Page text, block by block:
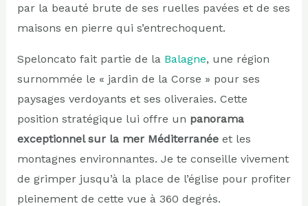
par la beauté brute de ses ruelles pavées et de ses
maisons en pierre qui s’entrechoquent.
Speloncato fait partie de la Balagne, une région
surnommée le « jardin de la Corse » pour ses
paysages verdoyants et ses oliveraies. Cette
position stratégique lui offre un panorama
exceptionnel sur la mer Méditerranéeet les
montagnes environnantes. Je te conseille vivement
de grimper jusqu’à la place de l’église pour profiter
pleinement de cette vue à 360 degrés.